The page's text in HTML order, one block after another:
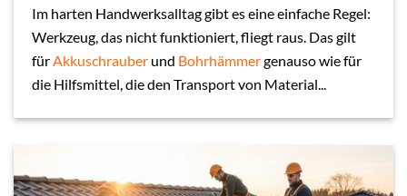
Im harten Handwerksalltag gibt es eine einfache Regel:
Werkzeug, das nicht funktioniert, fliegt raus. Das gilt
für Akkuschrauberund Bohrhämmergenauso wie für
die Hilfsmittel, die den Transport von Material...